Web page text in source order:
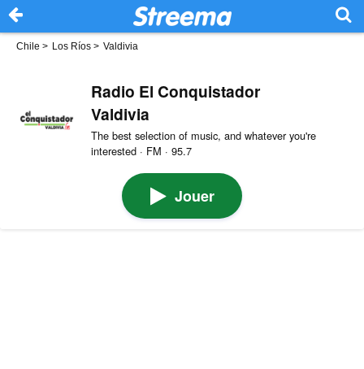
Chile > Los Ríos > Valdivia
Radio El Conquistador
Valdivia
The best selection of music, and whatever you're
interested · FM · 95.7
Jouer